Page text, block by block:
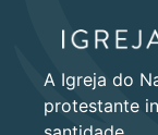
A Igreja do
protestante